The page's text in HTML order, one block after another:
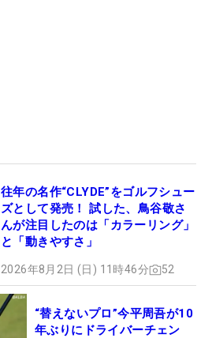
往年の名作“CLYDE”をゴルフシュー
ズとして発売！ 試した、鳥谷敬さ
んが注目したのは「カラーリング」
と「動きやすさ」
2026年8月2日 (日) 11時46分 52
“替えないプロ”今平周吾が10
年ぶりにドライバーチェン